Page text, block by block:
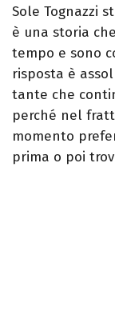
Sole Tognazzi
è una storia
tempo e sono
risposta è
tante che
perché nel
momento
prima o poi